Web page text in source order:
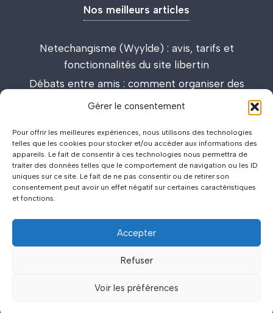
Gérer le consentement
Pour offrir les meilleures expériences, nous utilisons des technologies
telles que les cookies pour stocker et/ou accéder aux informations des
appareils. Le fait de consentir à ces technologies nous permettra de
traiter des données telles que le comportement de navigation ou les ID
uniques sur ce site. Le fait de ne pas consentir ou de retirer son
consentement peut avoir un effet négatif sur certaines caractéristiques
et fonctions.
Accepter
Refuser
Voir les préférences
Nos meilleurs articles
Netechangisme (Wyylde) : avis, tarifs et
fonctionnalités du site libertin
Débats entre amis : comment organiser des
discussions passionnantes et enrichissantes
Lieux de drague : carte interactive et guide des
meilleurs spots
©2026
Politique de Confidentialité..Mentions Légales..